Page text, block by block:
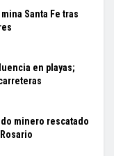
Santa Fe tras
en playas;
minero rescatado